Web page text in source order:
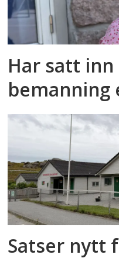
Har satt
bemanning
Satser nytt